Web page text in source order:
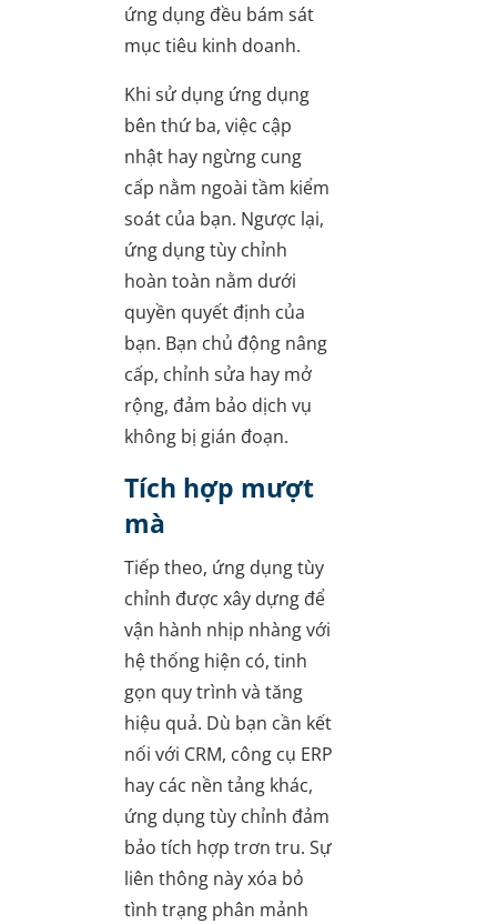
ứng dụng đều bám sát
mục tiêu kinh doanh.
Khi sử dụng ứng dụng
bên thứ ba, việc cập
nhật hay ngừng cung
cấp nằm ngoài tầm kiểm
soát của bạn. Ngược lại,
ứng dụng tùy chỉnh
hoàn toàn nằm dưới
quyền quyết định của
bạn. Bạn chủ động nâng
cấp, chỉnh sửa hay mở
rộng, đảm bảo dịch vụ
không bị gián đoạn.
Tích hợp mượt
mà
Tiếp theo, ứng dụng tùy
chỉnh được xây dựng để
vận hành nhịp nhàng với
hệ thống hiện có, tinh
gọn quy trình và tăng
hiệu quả. Dù bạn cần kết
nối với CRM, công cụ ERP
hay các nền tảng khác,
ứng dụng tùy chỉnh đảm
bảo tích hợp trơn tru. Sự
liên thông này xóa bỏ
tình trạng phân mảnh